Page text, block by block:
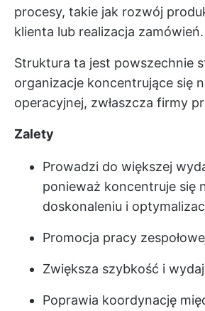
procesy, takie jak rozwój
klienta lub realizacja zamówień.
Struktura ta jest powszechnie
organizacje koncentrujące się
operacyjnej, zwłaszcza firmy
Zalety
Prowadzi do większej
ponieważ koncentruje się
doskonaleniu i
Promocja pracy
Zwiększa szybkość i
Poprawia koordynację